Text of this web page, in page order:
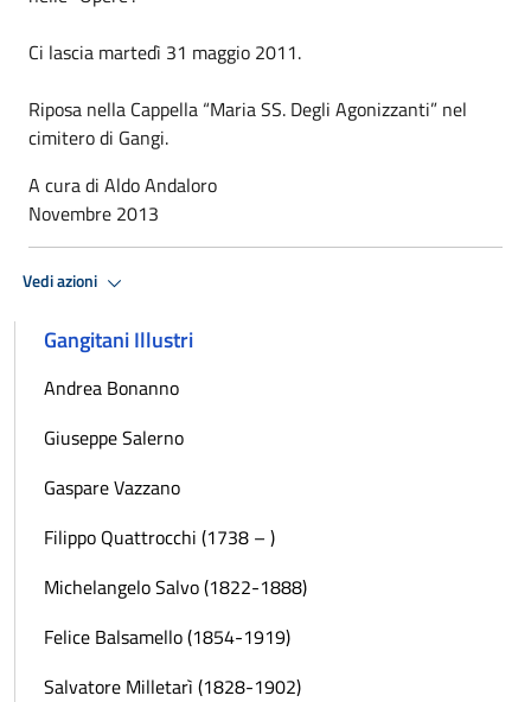
Ci lascia martedì 31 maggio 2011.
Riposa nella Cappella “Maria SS. Degli Agonizzanti” nel
cimitero di Gangi.
A cura di Aldo Andaloro
Novembre 2013
Vedi azioni
Gangitani Illustri
Andrea Bonanno
Giuseppe Salerno
Gaspare Vazzano
Filippo Quattrocchi (1738 – )
Michelangelo Salvo (1822-1888)
Felice Balsamello (1854-1919)
Salvatore Milletarì (1828-1902)